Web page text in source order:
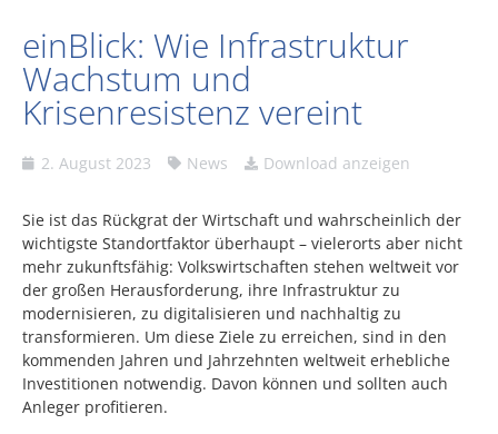
einBlick: Wie Infrastruktur
Wachstum und
Krisenresistenz vereint
2. August 2023 News Download anzeigen
Sie ist das Rückgrat der Wirtschaft und wahrscheinlich der
wichtigste Standortfaktor überhaupt – vielerorts aber nicht
mehr zukunftsfähig: Volkswirtschaften stehen weltweit vor
der großen Herausforderung, ihre Infrastruktur zu
modernisieren, zu digitalisieren und nachhaltig zu
transformieren. Um diese Ziele zu erreichen, sind in den
kommenden Jahren und Jahrzehnten weltweit erhebliche
Investitionen notwendig. Davon können und sollten auch
Anleger profitieren.